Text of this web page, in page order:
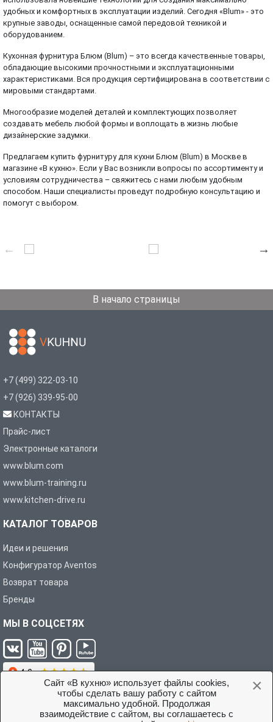
×
Сайт «В кухню» использует файлы cookies,
чтобы сделать вашу работу с сайтом
максимально удобной. Продолжая
взаимодействие с сайтом, вы соглашаетесь с
удобных и комфортных в эксплуатации изделий. Сегодня «Blum» - это
крупные заводы, оснащенные самой передовой техникой и
оборудованием.
Кухонная фурнитура Блюм (Blum) – это всегда качественные товары,
обладающие высокими прочностными и эксплуатационными
характеристиками. Вся продукция сертифицирована в соответствии с
мировыми стандартами.
Многообразие моделей деталей и комплектующих позволяет
создавать мебель любой формы и воплощать в жизнь любые
дизайнерские задумки.
Предлагаем купить фурнитуру для кухни Блюм (Blum) в Москве в
магазине «В кухню». Если у Вас возникли вопросы по ассортименту и
условиям сотрудничества – свяжитесь с нами любым удобным
способом. Наши специалисты проведут подробную консультацию и
помогут с выбором.
В начало страницы
+7 (499) 322-03-10
+7 (926) 339-95-00
КОНТАКТЫ
Прайс-лист
Электронные каталоги
www.blum.com
www.blum-training.ru
www.kitchen-drive.ru
КАТАЛОГ ТОВАРОВ
Идеи и решения
Конфигуратор Aventos
Возврат товара
Бренды
МЫ В СОЦСЕТЯХ
Условия соглашения с покупателем